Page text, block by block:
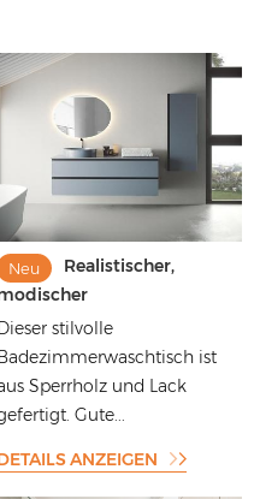
Neu
Realistischer,
aus
schwebender
Badezimmerschrank
stilvolle
ist
Sperrholz und Lack
Gute...
ANZEIGEN